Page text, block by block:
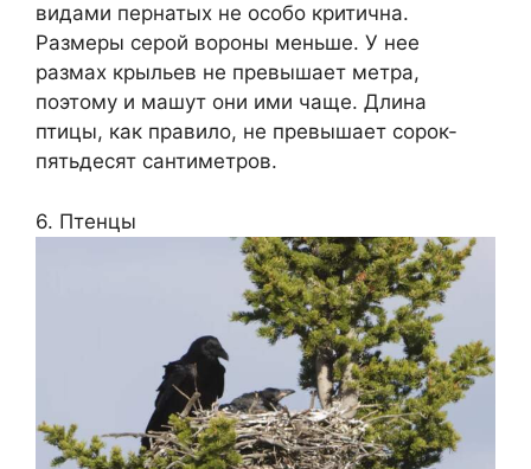
видами пернатых не особо критична.
Размеры серой вороны меньше. У нее
размах крыльев не превышает метра,
поэтому и машут они ими чаще. Длина
птицы, как правило, не превышает сорок-
пятьдесят сантиметров.
6. Птенцы